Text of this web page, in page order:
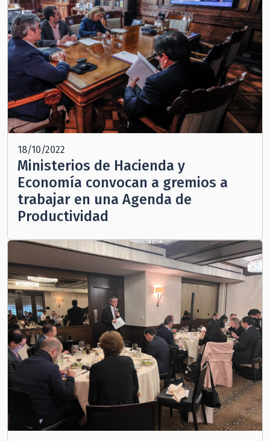
18/10/2022
Ministerios de Hacienda y
Economía convocan a gremios a
trabajar en una Agenda de
Productividad